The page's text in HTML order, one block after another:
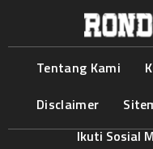
Tentang Kami
Disclaimer
Ikuti Sosial